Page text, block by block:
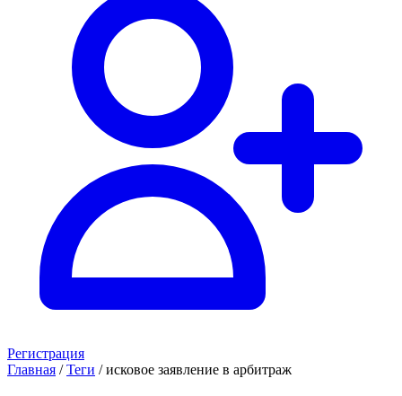
Регистрация
Главная / Теги / исковое заявление в арбитраж